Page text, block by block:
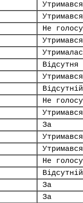
Утримався
Утримався
Не
Утримався
Відсутня
Утримався
Відсутній
Не
Утримався
За
Утримався
Утримався
Не
Відсутній
За
За